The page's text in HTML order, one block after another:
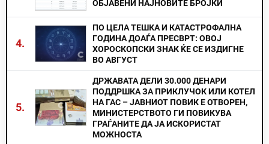
ОБЈАВЕНИ НАЈНОВИТЕ БРОЈКИ
4.
ПО ЦЕЛА ТЕШКА И КАТАСТРОФАЛНА
ГОДИНА ДОАЃА ПРЕСВРТ: ОВОЈ
ХОРОСКОПСКИ ЗНАК ЌЕ СЕ ИЗДИГНЕ
ВО АВГУСТ
5.
ДРЖАВАТА ДЕЛИ 30.000 ДЕНАРИ
ПОДДРШКА ЗА ПРИКЛУЧОК ИЛИ КОТЕЛ
НА ГАС – ЈАВНИОТ ПОВИК Е ОТВОРЕН,
МИНИСТЕРСТВОТО ГИ ПОВИКУВА
ГРАЃАНИТЕ ДА ЈА ИСКОРИСТАТ
МОЖНОСТА